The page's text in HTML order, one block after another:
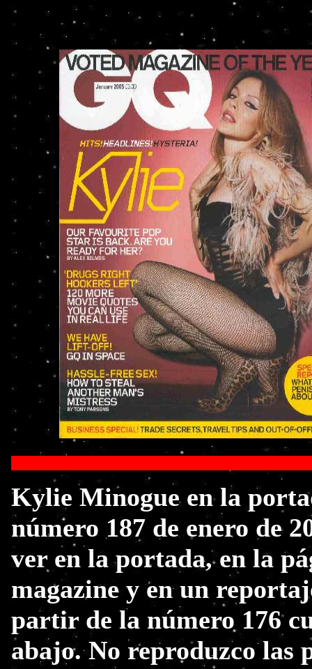
Kylie Minogue en la
número 187 de enero de
ver en la portada, en la
magazine y en un
partir de la número 176
abajo. No reproduzco las